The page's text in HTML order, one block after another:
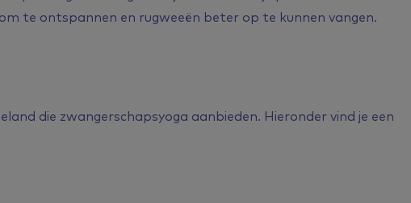
te ontspannen en rugweeën beter op te kunnen vangen.
die zwangerschapsyoga aanbieden. Hieronder vind je een